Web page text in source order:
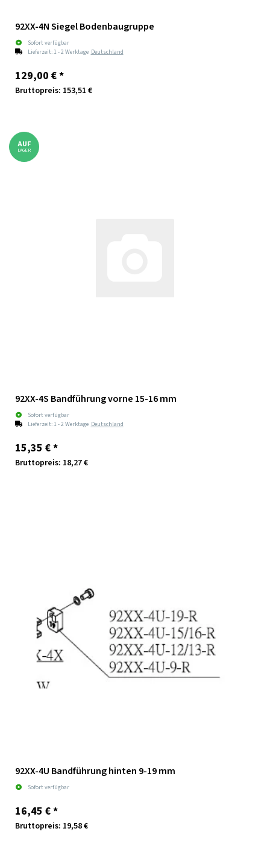
92XX-4N Siegel Bodenbaugruppe
Sofort verfügbar
Lieferzeit:1 - 2 Werktage Deutschland
129,00 €*
Bruttopreis: 153,51 €
AUF
LAGER
92XX-4S Bandführung vorne 15-16 mm
Sofort verfügbar
Lieferzeit:1 - 2 Werktage Deutschland
15,35 €*
Bruttopreis: 18,27 €
92XX-4U Bandführung hinten 9-19 mm
Sofort verfügbar
16,45 €*
Bruttopreis: 19,58 €